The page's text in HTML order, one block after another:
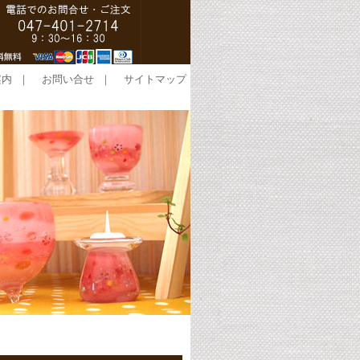
｜ お問い合せ ｜ サイトマップ